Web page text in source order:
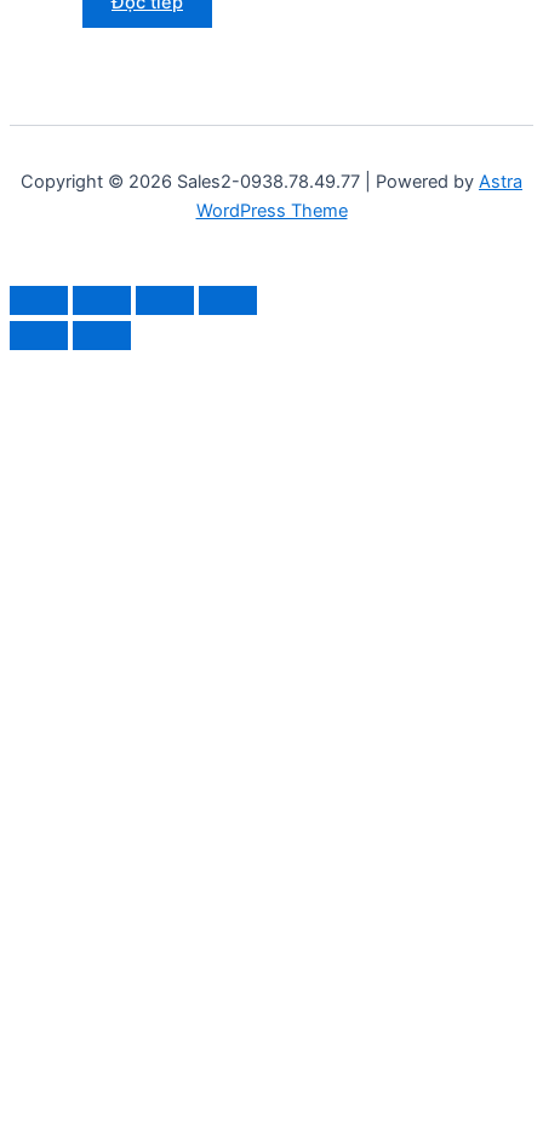
Copyright © 2026 Sales2-0938.78.49.77 | Powered by Astra
WordPress Theme